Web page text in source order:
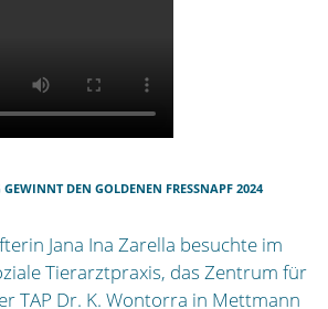
DEN GOLDENEN FRESSNAPF 2024
Jana Ina Zarella besuchte im
Tierarztpraxis, das Zentrum für
TAP Dr. K. Wontorra in Mettmann